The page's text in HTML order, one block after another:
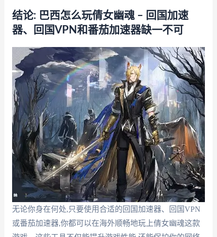
结论: 巴西怎么玩倩女幽魂 – 回国加速
器、回国VPN和番茄加速器缺一不可
无论你身在何处,只要使用合适的回国加速器、回国VPN
或番茄加速器,你都可以在海外顺畅地玩上倩女幽魂这款